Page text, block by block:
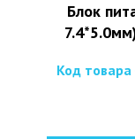
Блок
Код товара